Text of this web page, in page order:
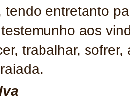
tendo entretanto
aos
trabalhar,